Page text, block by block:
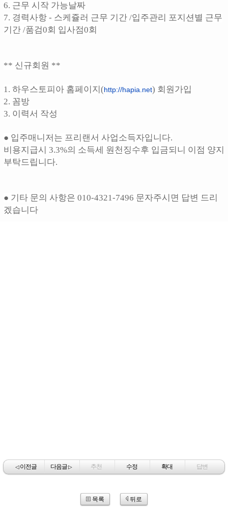
6. 근무 시작 가능날짜
7. 경력사항 - 스케쥴러 근무 기간 /입주관리 포지션별 근무
기간 /품검0회 입사점0회
** 신규회원 **
1. 하우스토피아 홈페이지(http://hapia.net) 회원가입
2. 꼼방
3. 이력서 작성
● 입주매니저는 프리랜서 사업소득자입니다.
비용지급시 3.3%의 소득세 원천징수후 입금되니 이점 양지
부탁드립니다.
● 기타 문의 사항은 010-4321-7496 문자주시면 답변 드리
겠습니다
◁이전글 다음글▷ 추천 수정 확대 답변
목록 뒤로